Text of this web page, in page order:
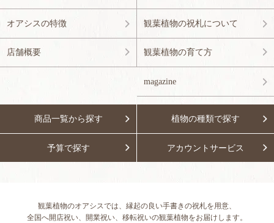
オアシスの特徴
店舗概要
観葉植物の祝札について
観葉植物の育て方
magazine
商品一覧から探す 植物の種類で探す
予算で探す アカウントサービス
観葉植物のオアシスでは、縁起の良い手書きの祝札を用意、
全国へ開店祝い、開業祝い、移転祝いの観葉植物をお届けします。